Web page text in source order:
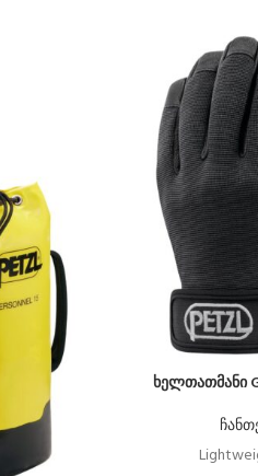
ხელთათმანი